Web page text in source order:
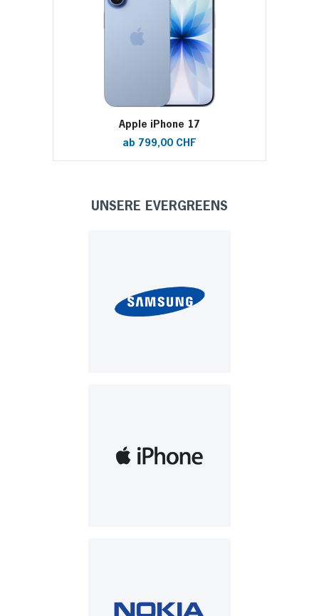
Apple iPhone 17
ab 799,00 CHF
UNSERE EVERGREENS